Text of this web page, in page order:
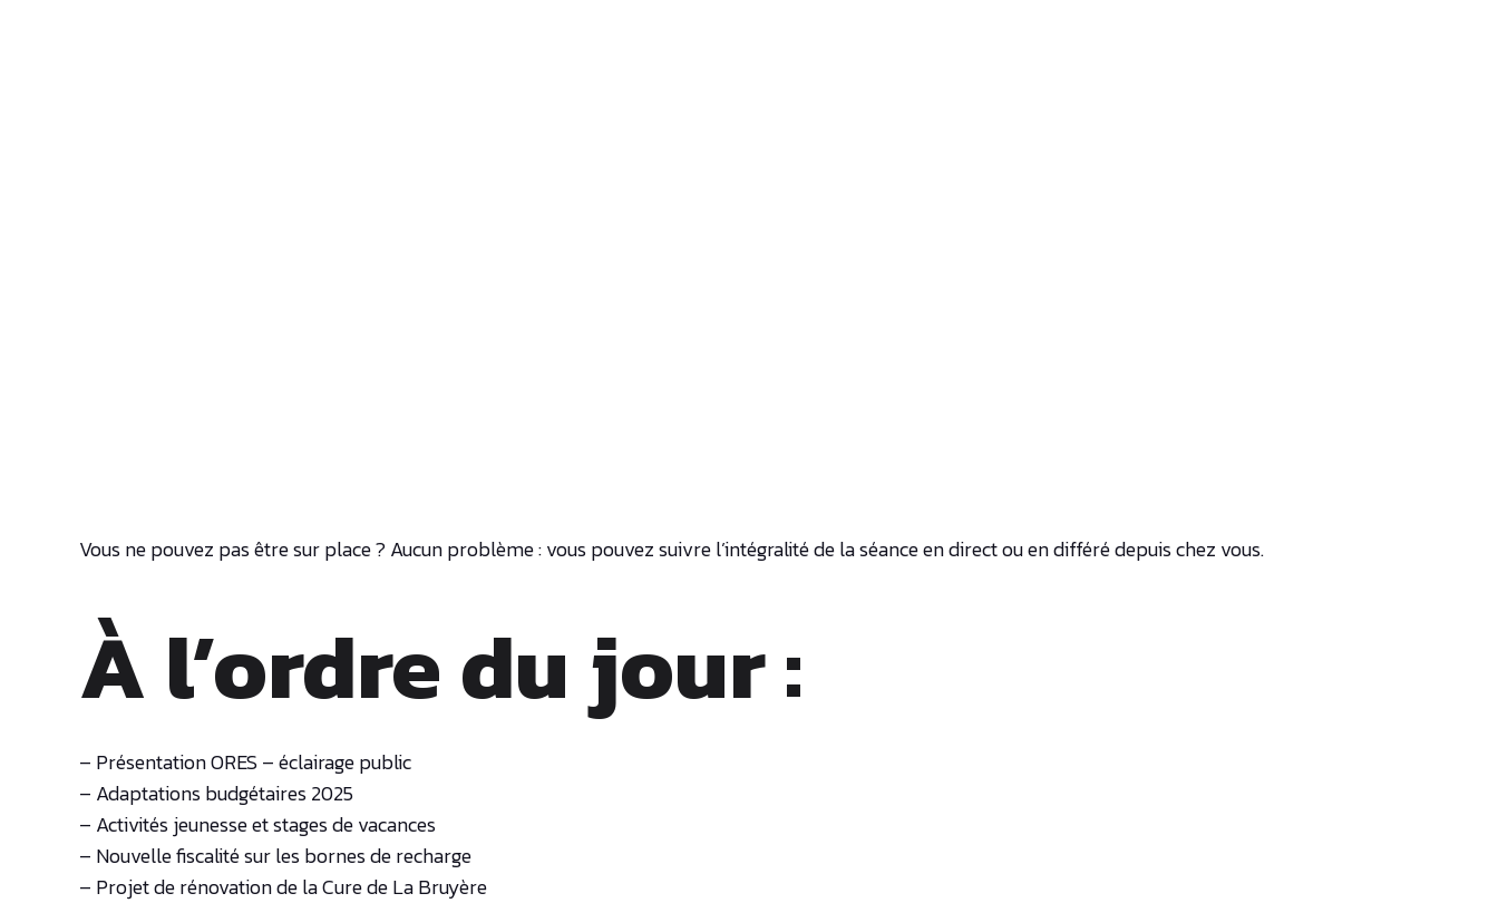
Vous ne pouvez pas être sur place ? Aucun problème : vous pouvez suivre l’intégralité de la séance en direct ou en différé depuis chez vous.
À l’ordre du jour :
– Présentation ORES – éclairage public
– Adaptations budgétaires 2025
– Activités jeunesse et stages de vacances
– Nouvelle fiscalité sur les bornes de recharge
– Projet de rénovation de la Cure de La Bruyère